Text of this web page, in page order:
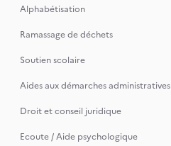
Alphabétisation
Ramassage de déchets
Soutien scolaire
Aides aux démarches administratives
Droit et conseil juridique
Ecoute / Aide psychologique